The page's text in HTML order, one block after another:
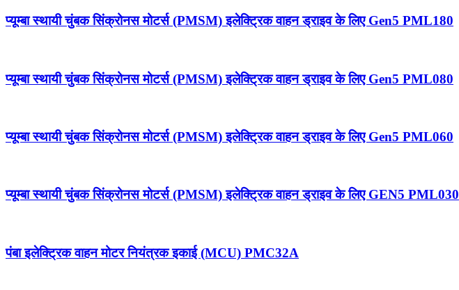
प्यूम्बा स्थायी चुंबक सिंक्रोनस मोटर्स (PMSM) इलेक्ट्रिक वाहन ड्राइव के लिए Gen5 PML180
प्यूम्बा स्थायी चुंबक सिंक्रोनस मोटर्स (PMSM) इलेक्ट्रिक वाहन ड्राइव के लिए Gen5 PML080
प्यूम्बा स्थायी चुंबक सिंक्रोनस मोटर्स (PMSM) इलेक्ट्रिक वाहन ड्राइव के लिए Gen5 PML060
प्यूम्बा स्थायी चुंबक सिंक्रोनस मोटर्स (PMSM) इलेक्ट्रिक वाहन ड्राइव के लिए GEN5 PML030
पंबा इलेक्ट्रिक वाहन मोटर नियंत्रक इकाई (MCU) PMC32A